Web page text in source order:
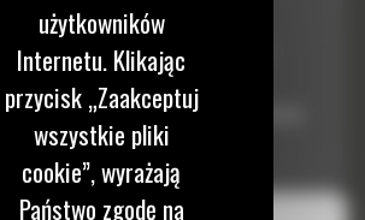
dla górnictwa podziemnego są tak samo
jak każdy inny produkt Cat. Zostały
uzyskania optymalnej ładowności i
co zapewnia niższy koszt eksploatacji
materiału.
użytkowników
Internetu. Klikając
przycisk „Zaakceptuj
wszystkie pliki
cookie”, wyrażają
Państwo zgodę na